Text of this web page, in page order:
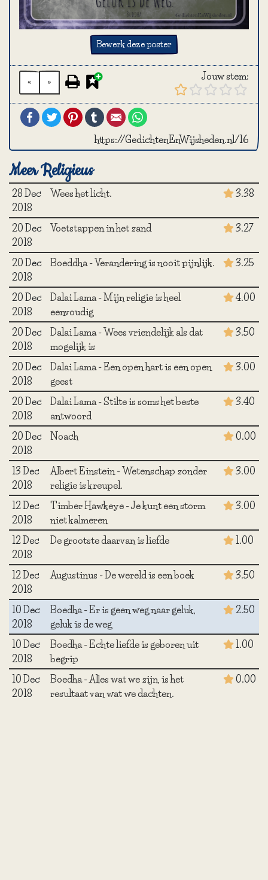
Bewerk deze poster
« »
Jouw stem:
FacebookTwitterPinterestTumblrEmail
https://GedichtenEnWijsheden.nl/16
Meer Religieus
28 Dec
2018
Wees het licht. 3.38
20 Dec
2018
Voetstappen in het zand 3.27
20 Dec
2018
Boeddha - Verandering is nooit pijnlijk. 3.25
20 Dec
2018
Dalai Lama - Mijn religie is heel
eenvoudig
4.00
20 Dec
2018
Dalai Lama - Wees vriendelijk als dat
mogelijk is
3.50
20 Dec
2018
Dalai Lama - Een open hart is een open
geest
3.00
20 Dec
2018
Dalai Lama - Stilte is soms het beste
antwoord
3.40
20 Dec
2018
Noach 0.00
13 Dec
2018
Albert Einstein - Wetenschap zonder
religie is kreupel.
3.00
12 Dec
2018
Timber Hawkeye - Je kunt een storm
niet kalmeren
3.00
12 Dec
2018
De grootste daarvan is liefde 1.00
12 Dec
2018
Augustinus - De wereld is een boek 3.50
10 Dec
2018
Boedha - Er is geen weg naar geluk,
geluk is de weg
2.50
10 Dec
2018
Boedha - Echte liefde is geboren uit
begrip
1.00
10 Dec
2018
Boedha - Alles wat we zijn, is het
resultaat van wat we dachten.
0.00